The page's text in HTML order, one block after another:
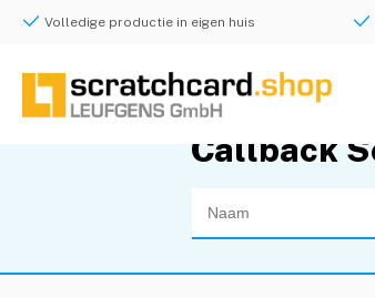
Volledige productie in eigen huis
Callback